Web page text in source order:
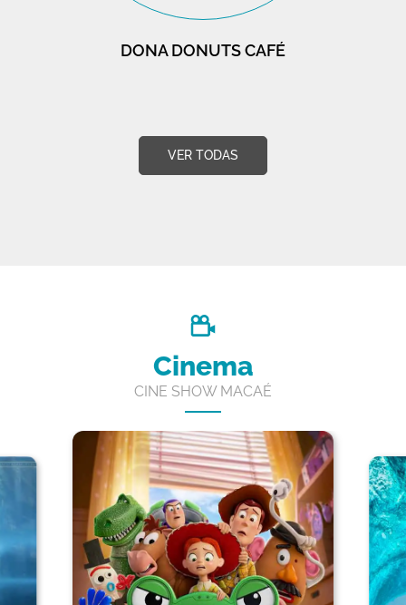
DONA DONUTS CAFÉ
VER TODAS
Cinema
CINE SHOW MACAÉ